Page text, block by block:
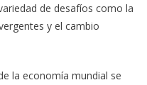
de desafíos como la
y el cambio
la economía mundial se